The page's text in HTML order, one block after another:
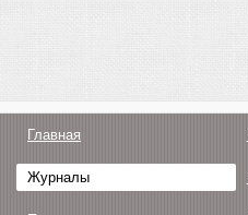
Главная
Журналы